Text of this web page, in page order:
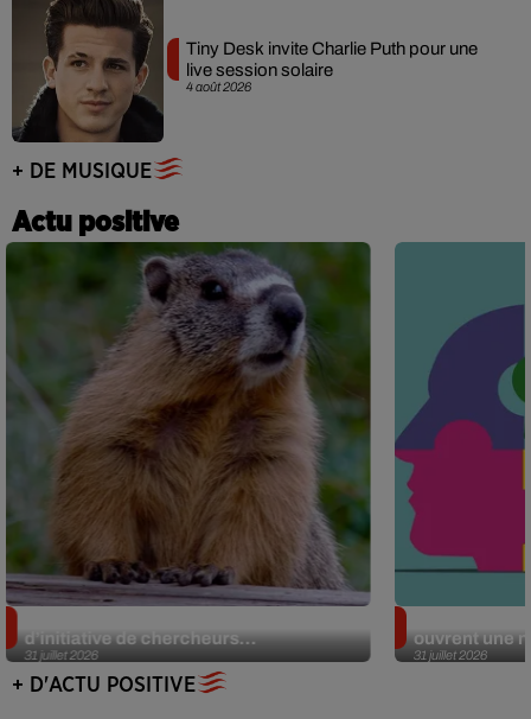
4 août 2026
Tiny Desk invite Charlie Puth pour une
live session solaire
+ DE MUSIQUE
Actu positive
31 juillet 2026
d’initiative de chercheurs...
31 juillet 2026
ouvrent une
+ D'ACTU POSITIVE